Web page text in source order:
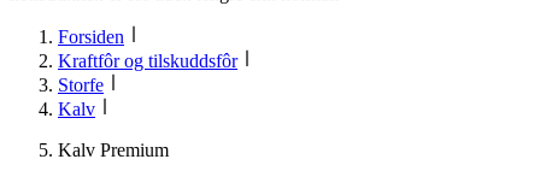
Forsiden
Kraftfôr og tilskuddsfôr
Storfe
Kalv
Kalv Premium